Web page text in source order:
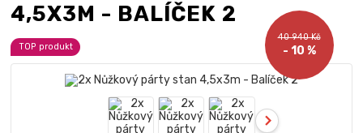
4,5X3M - BALÍČEK 2
TOP produkt
40 940 Kč
- 10 %